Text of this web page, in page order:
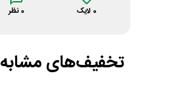
0 لایک 0 نظر
تخفیف‌های مشابه